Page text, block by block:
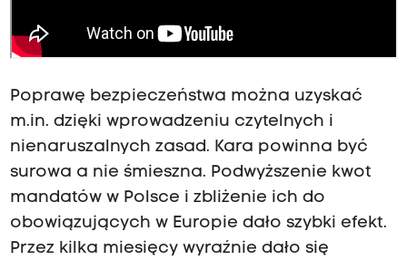
Poprawę bezpieczeństwa można uzyskać
m.in. dzięki wprowadzeniu czytelnych i
nienaruszalnych zasad. Kara powinna być
surowa a nie śmieszna. Podwyższenie kwot
mandatów w Polsce i zbliżenie ich do
obowiązujących w Europie dało szybki efekt.
Przez kilka miesięcy wyraźnie dało się